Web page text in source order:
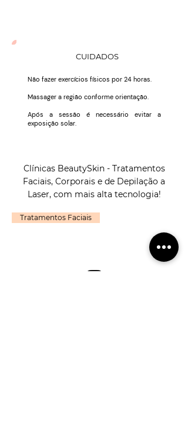
CUIDADOS
Não fazer exercícios físicos por 24 horas.
Massager a região conforme orientação.
Após a sessão é necessário evitar a
exposição solar.
Clínicas BeautySkin - Tratamentos
Faciais, Corporais e de Depilação a
Laser, com mais alta tecnologia!
Tratamentos Faciais